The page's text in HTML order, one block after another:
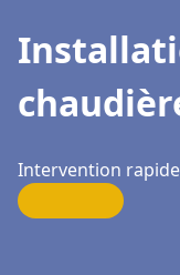
Intervention